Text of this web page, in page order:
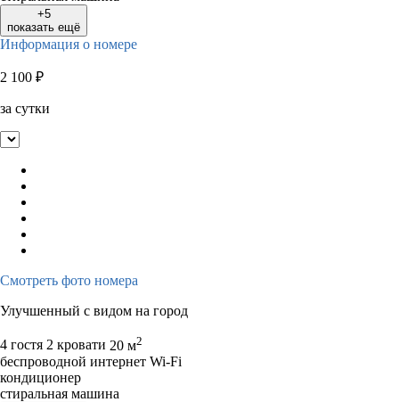
+5
показать ещё
Информация о номере
2 100 ₽
за сутки
Смотреть фото номера
Улучшенный с видом на город
4 гостя 2 кровати 20 м2
беспроводной интернет Wi-Fi
кондиционер
стиральная машина